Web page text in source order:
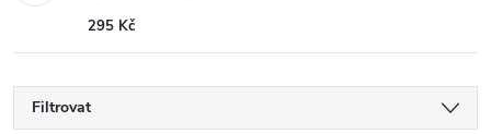
295 Kč
Filtrovat